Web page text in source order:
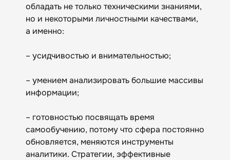
обладать не только техническими знаниями,
но и некоторыми личностными качествами,
а именно:
– усидчивостью и внимательностью;
– умением анализировать большие массивы
информации;
– готовностью посвящать время
самообучению, потому что сфера постоянно
обновляется, меняются инструменты
аналитики. Стратегии, эффективные